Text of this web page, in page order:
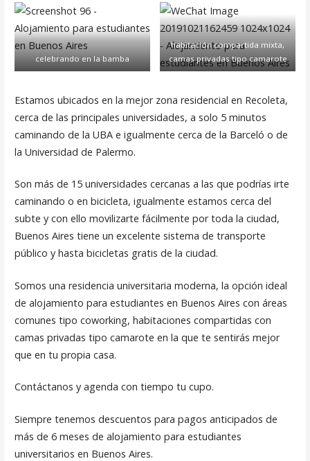
celebrando en la bamba
habitación compartida mixta,
camas privadas tipo camarote
Estamos ubicados en la mejor zona residencial en Recoleta,
cerca de las principales universidades, a solo 5 minutos
caminando de la UBA e igualmente cerca de la Barceló o de
la Universidad de Palermo.
Son más de 15 universidades cercanas a las que podrías irte
caminando o en bicicleta, igualmente estamos cerca del
subte y con ello movilizarte fácilmente por toda la ciudad,
Buenos Aires tiene un excelente sistema de transporte
público y hasta bicicletas gratis de la ciudad.
Somos una residencia universitaria moderna, la opción ideal
de alojamiento para estudiantes en Buenos Aires con áreas
comunes tipo coworking, habitaciones compartidas con
camas privadas tipo camarote en la que te sentirás mejor
que en tu propia casa.
Contáctanos y agenda con tiempo tu cupo.
Siempre tenemos descuentos para pagos anticipados de
más de 6 meses de alojamiento para estudiantes
universitarios en Buenos Aires.